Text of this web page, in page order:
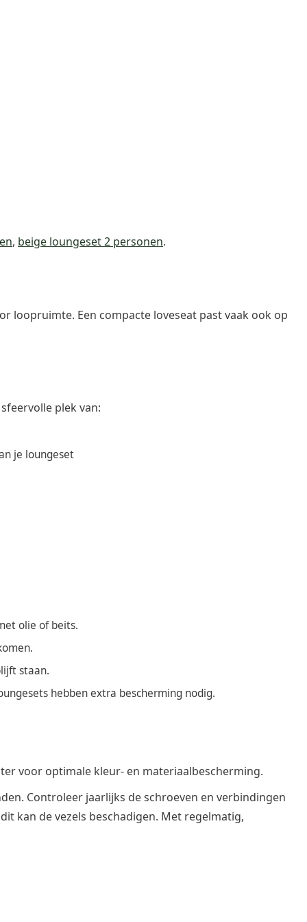
, beige loungeset 2 personen.
loopruimte. Een compacte loveseat past vaak ook op
plek van:
je loungeset
olie of beits.
staan.
hebben extra bescherming nodig.
voor optimale kleur- en materiaalbescherming.
Controleer jaarlijks de schroeven en verbindingen
kan de vezels beschadigen. Met regelmatig,